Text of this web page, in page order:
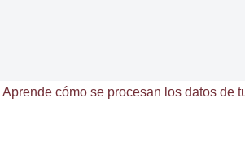
Aprende cómo se procesan los datos de